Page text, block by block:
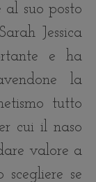
al suo posto
Jessica
e ha
la
tutto
cui il naso
valore a
scegliere se